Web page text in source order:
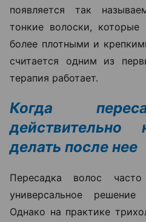
появляется так
тонкие волоски, которые
более плотными и
считается одним из
терапия работает.
Когда
делать после нее
Пересадка волос
универсальное
Однако на практике